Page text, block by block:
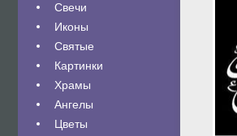
Свечи
Иконы
Святые
Картинки
Храмы
Ангелы
Цветы